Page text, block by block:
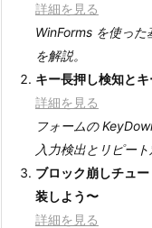
詳細を見る
WinForms を使っ
を解説。
キー長押し検知と
詳細を見る
フォームの
入力検出とリピート
ブロック崩しチュ
装しよう〜
詳細を見る